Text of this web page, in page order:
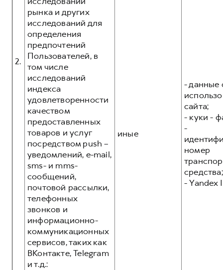
2.
рынка и других
исследований для
определения
предпочтений
Пользователей, в
том числе
исследований
индекса
удовлетворенности
качеством
предоставленных
товаров и услуг
посредством push –
уведомлений, e-mail,
sms- и mms-
сообщений,
почтовой рассылки,
телефонных
звонков и
информационно-
коммуникационных
сервисов, таких как
ВКонтакте, Telegram
и т.д.:
иные
- данные
сайта;
- куки -
-
номер
средства;
- Yandex